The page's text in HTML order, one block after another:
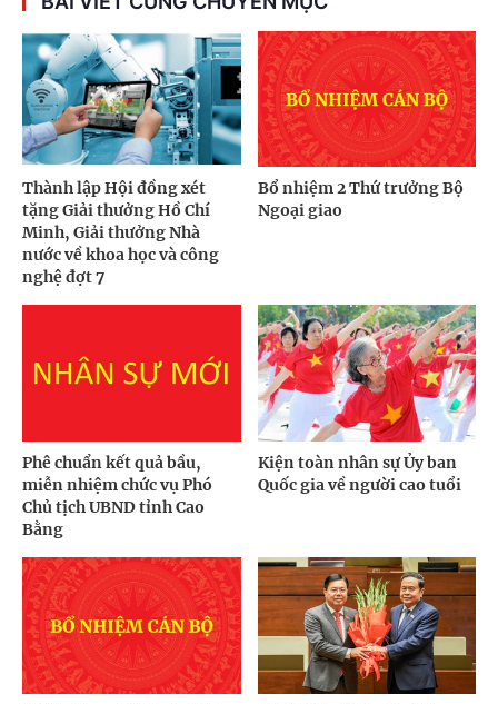
Thành lập Hội đồng xét
tặng Giải thưởng Hồ Chí
Minh, Giải thưởng Nhà
nước về khoa học và công
nghệ đợt 7
Bổ nhiệm 2 Thứ trưởng Bộ
Ngoại giao
Phê chuẩn kết quả bầu,
miễn nhiệm chức vụ Phó
Chủ tịch UBND tỉnh Cao
Bằng
Kiện toàn nhân sự Ủy ban
Quốc gia về người cao tuổi